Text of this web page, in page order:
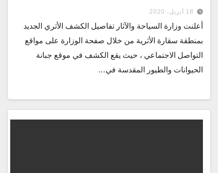
18 أبريل، 2020
أعلنت وزارة السياحة والآثار تفاصيل الكشف الأثري الجديد
بمنطقة سقارة الأثرية من خلال صفحة الوزارة على مواقع
التواصل الاجتماعي ، حيث يقع الكشف في موقع جبانة
الحيوانات والطيور المقدسة في…